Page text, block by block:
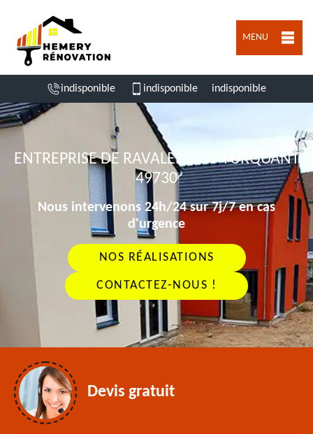
MENU
indisponible indisponible indisponible
ENTREPRISE DE RAVALEMENT TURQUANT
49730
Nous intervenons 24h/24 sur 7j/7 en cas
d'urgence
NOS RÉALISATIONS
CONTACTEZ-NOUS !
Devis gratuit